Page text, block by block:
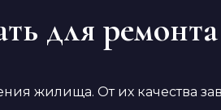
для ремонта
жилища. От их качества